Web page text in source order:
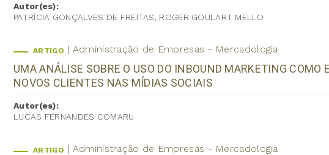
Autor(es):
PATRÍCIA GONÇALVES DE FREITAS, ROGER GOULART MELLO
ARTIGO Administração de Empresas - Mercadologia
UMA ANÁLISE SOBRE O USO DO INBOUND MARKETING COMO
NOVOS CLIENTES NAS MÍDIAS SOCIAIS
Autor(es):
LUCAS FERNANDES COMARU
ARTIGO Administração de Empresas - Mercadologia